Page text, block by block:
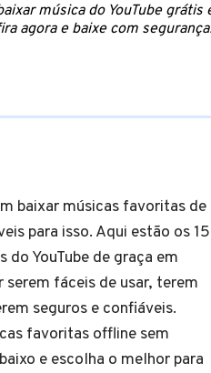
música do YouTube
agora e baixe com
baixar músicas favoritas de
para isso. Aqui estão os 15
do YouTube de graça em
fáceis de usar, terem
seguros e confiáveis.
favoritas offline sem
e escolha o melhor para